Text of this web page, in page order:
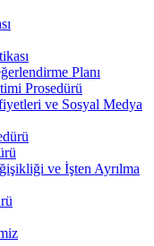
Planı
Prosedürü
ve Sosyal Medya
ve İşten Ayrılma